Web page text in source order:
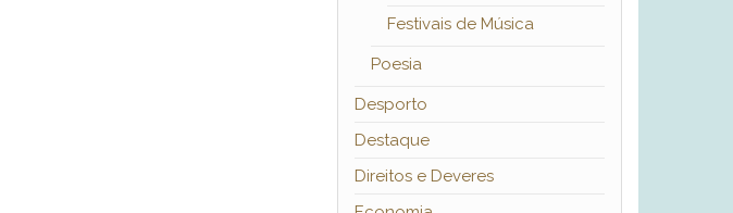
Festivais de Música
Poesia
Desporto
Destaque
Direitos e Deveres